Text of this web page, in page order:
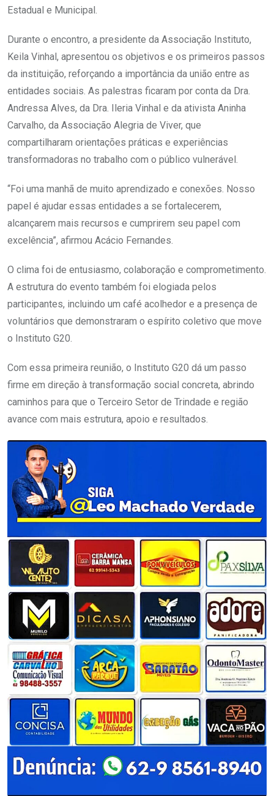
Estadual e Municipal.
Durante o encontro, a presidente da Associação Instituto,
Keila Vinhal, apresentou os objetivos e os primeiros passos
da instituição, reforçando a importância da união entre as
entidades sociais. As palestras ficaram por conta da Dra.
Andressa Alves, da Dra. Ileria Vinhal e da ativista Aninha
Carvalho, da Associação Alegria de Viver, que
compartilharam orientações práticas e experiências
transformadoras no trabalho com o público vulnerável.
“Foi uma manhã de muito aprendizado e conexões. Nosso
papel é ajudar essas entidades a se fortalecerem,
alcançarem mais recursos e cumprirem seu papel com
excelência”, afirmou Acácio Fernandes.
O clima foi de entusiasmo, colaboração e comprometimento.
A estrutura do evento também foi elogiada pelos
participantes, incluindo um café acolhedor e a presença de
voluntários que demonstraram o espírito coletivo que move
o Instituto G20.
Com essa primeira reunião, o Instituto G20 dá um passo
firme em direção à transformação social concreta, abrindo
caminhos para que o Terceiro Setor de Trindade e região
avance com mais estrutura, apoio e resultados.